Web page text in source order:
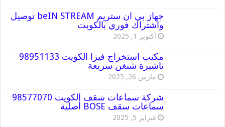
جهاز بي ان ستريم beIN STREAM توصيل
واشتراك فوري بالكويت
أكتوبر 1, 2025
مكتب استخراج فيزا الكويت 98951133
تاشيرة شنغن سريعة
مارس 26, 2025
شركة سماعات سقف الكويت 98577070
سماعات سقف BOSE أصلية
فبراير 5, 2025